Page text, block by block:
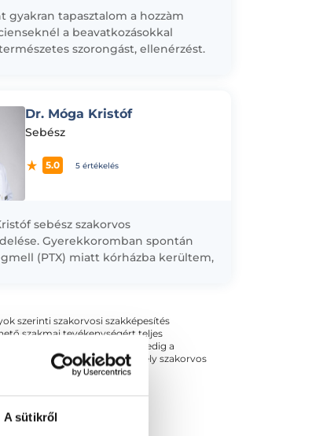
A sütikről
gyakran tapasztalom a hozzàm
a beavatkozásokkal
szorongást, ellenérzést.
Dr. Móga Kristóf
Sebész
5.0 5 értékelés
sebész szakorvos
Gyerekkoromban spontán
(PTX) miatt kórházba kerültem,
szerinti szakorvosi szakképesítés
szakmai tevékenységért teljes
az első részvizsgáig, utána pedig a
névazonosságért bármely szakorvos